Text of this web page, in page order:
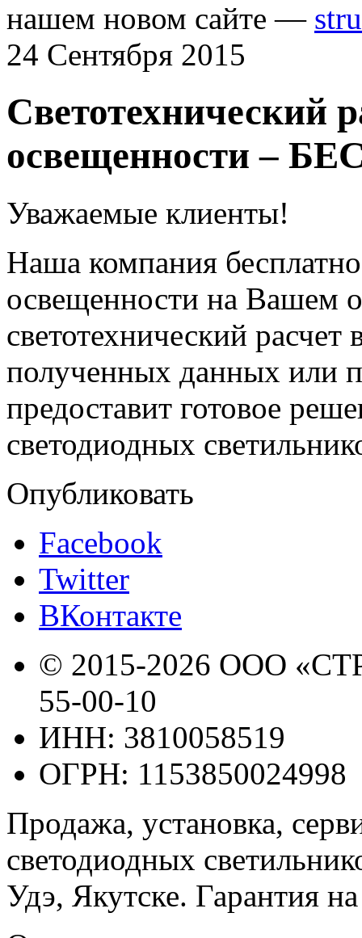
нашем новом сайте —
24 Сентября 2015
Светотехнический
освещенности –
Уважаемые клиенты!
Наша компания
освещенности на Вашем
светотехнический
полученных данных или
предоставит готовое
светодиодных
Опубликовать
Facebook
Twitter
ВКонтакте
© 2015-2026 ООО
55-00-10
ИНН: 3810058519
ОГРН: 1153850024998
Продажа, установка,
светодиодных
Удэ, Якутске. Гарантия